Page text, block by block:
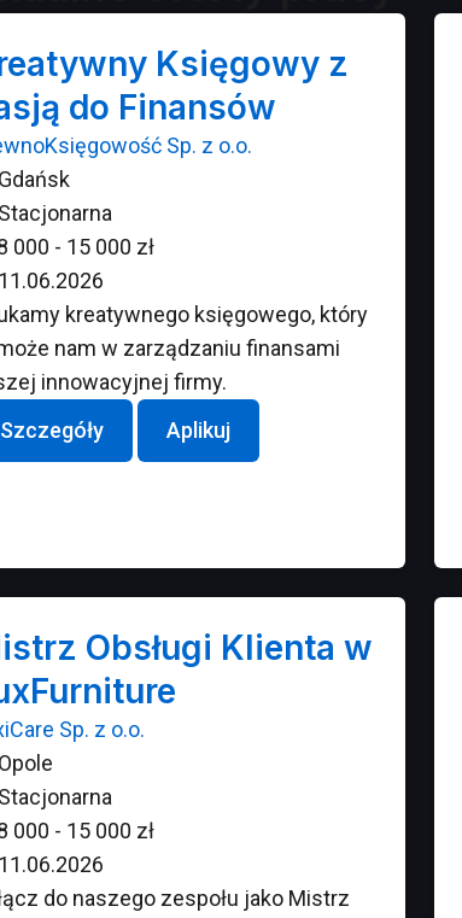
Księgowy z
do Finansów
Sp. z o.o.
Gdańsk
Stacjonarna
000 - 15 000 zł
11.06.2026
kreatywnego księgowego, który
nam w zarządzaniu finansami
innowacyjnej firmy.
Szczegóły
Aplikuj
Obsługi Klienta w
Sp. z o.o.
Opole
Stacjonarna
000 - 15 000 zł
11.06.2026
do naszego zespołu jako Mistrz